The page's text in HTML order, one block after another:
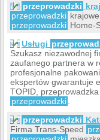
przeprowadzki
przeprowadzki
przeprowadzki Home-
Usługi
Szukasz niezawodnej
zaufanego partnera w
profesjonalne
ekspertów gwarantuje
TOPID,
przeprowadzki
przeprowadzki
Firma Trans-Speed